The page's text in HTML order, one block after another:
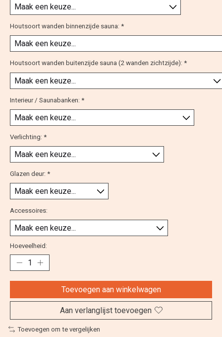
Houtsoort wanden binnenzijde sauna: *
Houtsoort wanden buitenzijde sauna (2 wanden zichtzijde): *
Interieur / Saunabanken: *
Verlichting: *
Glazen deur: *
Accessoires:
Hoeveelheid:
Toevoegen aan winkelwagen
Aan verlanglijst toevoegen
Toevoegen om te vergelijken